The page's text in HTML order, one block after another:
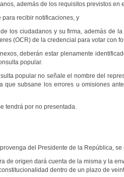
además de los requisitos previstos
recibir notificaciones, y
ciudadanos y su firma, además de
(OCR) de la credencial para votar con
deberán estar plenamente
popular.
popular no señale el nombre del
que subsane los errores u omisiones
tendrá por no presentada.
del Presidente de la República,
origen dará cuenta de la misma y la
dentro de un plazo de